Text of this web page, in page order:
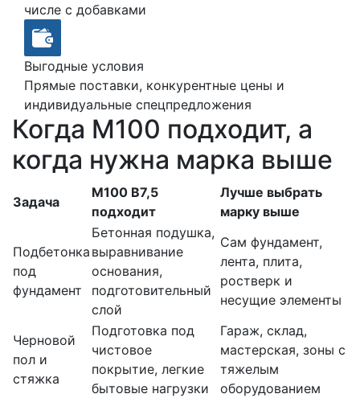
числе с добавками
Выгодные условия
Прямые поставки, конкурентные цены и
индивидуальные спецпредложения
Когда М100 подходит, а
когда нужна марка выше
Задача
М100 В7,5
подходит
Лучше выбрать
марку выше
Подбетонка
под
фундамент
Бетонная подушка,
выравнивание
основания,
подготовительный
слой
Сам фундамент,
лента, плита,
ростверк и
несущие элементы
Черновой
пол и
стяжка
Подготовка под
чистовое
покрытие, легкие
бытовые нагрузки
Гараж, склад,
мастерская, зоны с
тяжелым
оборудованием